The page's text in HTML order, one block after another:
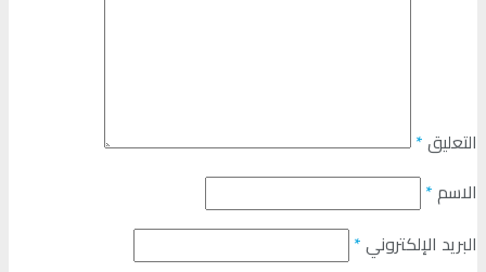
التعليق*
الاسم*
البريد الإلكتروني*